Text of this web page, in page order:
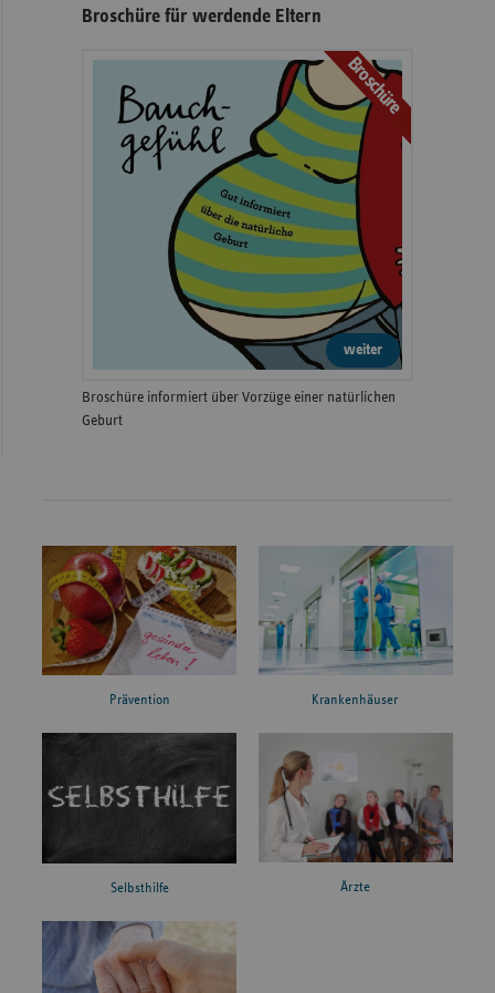
Broschüre für werdende Eltern
Broschüre
weiter
Broschüre informiert über Vorzüge einer natürlichen
Geburt
Prävention Krankenhäuser
Selbsthilfe Ärzte